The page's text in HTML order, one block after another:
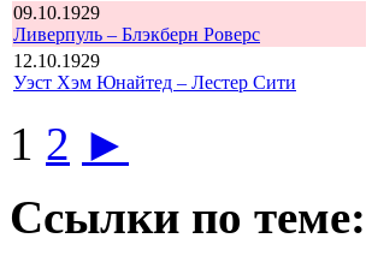
09.10.1929
Ливерпуль – Блэкберн Роверс
12.10.1929
Уэст Хэм Юнайтед – Лестер Сити
1 2 ►
Ссылки по теме: